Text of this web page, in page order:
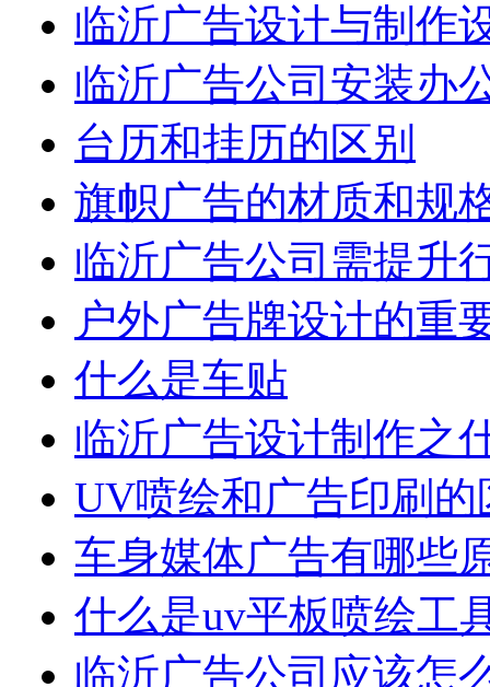
临沂广告设计与制作
临沂广告公司安装办
台历和挂历的区别
旗帜广告的材质和规
临沂广告公司需提升
户外广告牌设计的重
什么是车贴
临沂广告设计制作之
UV喷绘和广告印刷的
车身媒体广告有哪些
什么是uv平板喷绘工
临沂广告公司应该怎